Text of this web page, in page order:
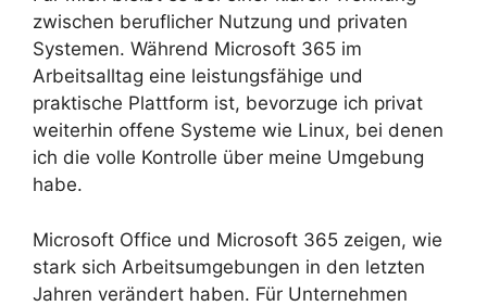
zwischen beruflicher Nutzung und privaten
Systemen. Während Microsoft 365 im
Arbeitsalltag eine leistungsfähige und
praktische Plattform ist, bevorzuge ich privat
weiterhin offene Systeme wie Linux, bei denen
ich die volle Kontrolle über meine Umgebung
habe.
Microsoft Office und Microsoft 365 zeigen, wie
stark sich Arbeitsumgebungen in den letzten
Jahren verändert haben. Für Unternehmen